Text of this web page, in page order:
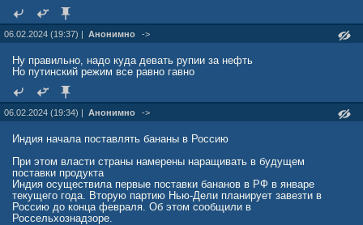
06.02.2024 (19:37) | Анонимно ->
Ну правильно, надо куда девать рупии за нефть
Но путинский режим все равно гавно
06.02.2024 (19:34) | Анонимно ->
Индия начала поставлять бананы в Россию
При этом власти страны намерены наращивать в будущем
поставки продукта
Индия осуществила первые поставки бананов в РФ в январе
текущего года. Вторую партию Нью-Дели планирует завезти в
Россию до конца февраля. Об этом сообщили в
Россельхознадзоре.